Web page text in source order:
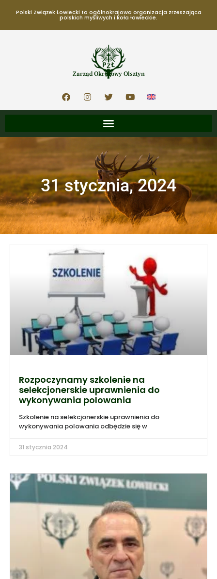
Polski Związek Łowiecki to ogólnokrajowa organizacja zrzeszająca
polskich myśliwych i koła łowieckie.
Zarząd Okręgowy Olsztyn
31 stycznia, 2024
Rozpoczynamy szkolenie na
selekcjonerskie uprawnienia do
wykonywania polowania
Szkolenie na selekcjonerskie uprawnienia do
wykonywania polowania odbędzie się w
31 stycznia 2024